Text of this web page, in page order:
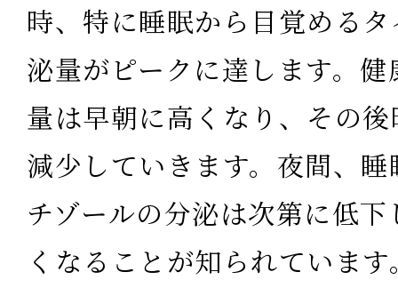
時、特に睡眠から目覚める
泌量がピーク に達します。
量は早朝に高くなり、その
減少していきます。 夜間、
チゾールの分泌は次第に低
くなる ことが知られています